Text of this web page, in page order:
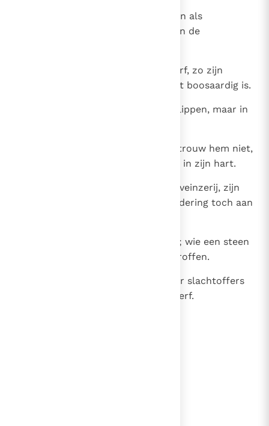
De woorden van een lasteraar zijn als
lekkernijen: ze dalen af tot diep in de
Als zilverglazuur op een potscherf, zo zijn
brandende lippen, terwijl het hart boosaardig is.
Iemand die haat, veinst met zijn lippen, maar in
Ook al spreekt hij vriendelijk, vertrouw hem niet,
want er schuilen zeven gruwelen in zijn hart.
Al verbergt zijn haat zich achter veinzerij, zijn
boosaardigheid komt in de vergadering toch aan
Wie een kuil graaft, valt er zelf in; wie een steen
voortrolt, wordt er zelf door getroffen.
Een leugenachtige tong haat haar slachtoffers
en een gladde mond brengt verderf.